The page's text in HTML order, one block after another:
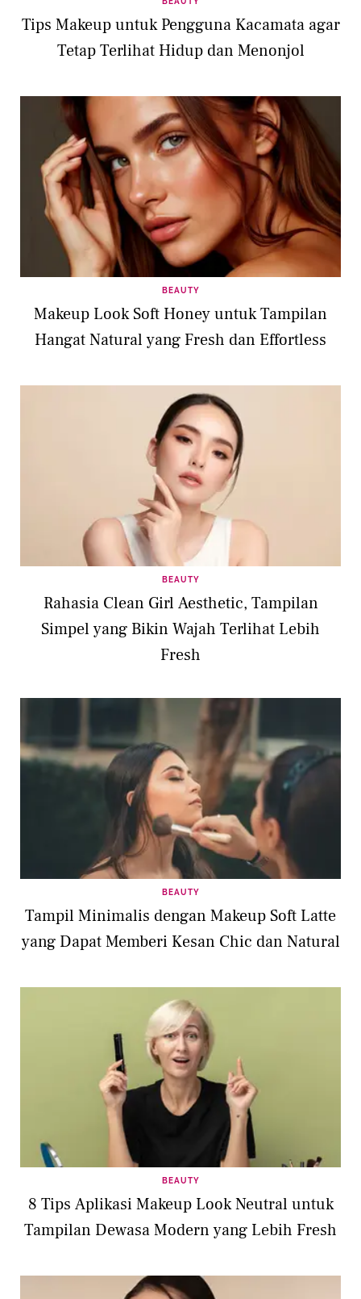
Tips Makeup untuk Pengguna Kacamata agar
Tetap Terlihat Hidup dan Menonjol
BEAUTY
Makeup Look Soft Honey untuk Tampilan
Hangat Natural yang Fresh dan Effortless
BEAUTY
Rahasia Clean Girl Aesthetic, Tampilan
Simpel yang Bikin Wajah Terlihat Lebih
Fresh
BEAUTY
Tampil Minimalis dengan Makeup Soft Latte
yang Dapat Memberi Kesan Chic dan Natural
BEAUTY
8 Tips Aplikasi Makeup Look Neutral untuk
Tampilan Dewasa Modern yang Lebih Fresh